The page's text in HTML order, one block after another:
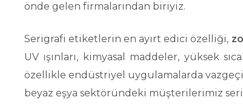
önde gelen firmalarından biriyiz.
Serigrafi etiketlerin en ayırt edici özelliği,
UV ışınları, kimyasal maddeler, yüksek
özellikle endüstriyel uygulamalarda
beyaz eşya sektöründeki müşterilerimiz